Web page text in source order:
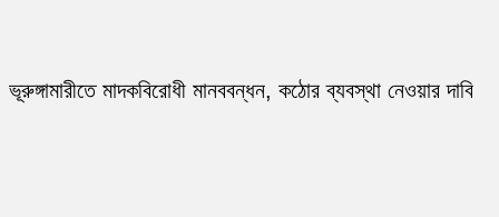
ভূরুঙ্গামারীতে মাদকবিরোধী মানববন্ধন, কঠোর ব্যবস্থা নেওয়ার দাবি